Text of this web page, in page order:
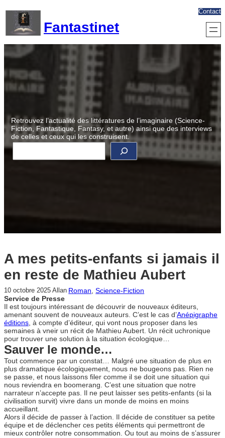
contenu
Fantastinet
Contact
Retrouvez l’actualité des littératures de l’imaginaire (Science-
Fiction, Fantastique, Fantasy, et autre) ainsi que des interviews
de celles et ceux qui les construisent.
R
c
r
A mes petits-enfants si jamais il
en reste de Mathieu Aubert
10 octobre 2025 Allan Roman, Science-Fiction
Service de Presse
Il est toujours intéressant de découvrir de nouveaux éditeurs,
amenant souvent de nouveaux auteurs. C’est le cas d’Anépigraphe
éditions, à compte d’éditeur, qui vont nous proposer dans les
semaines à vneir un récit de Mathieu Aubert. Un récit uchronique
pour trouver une solution à la situation écologique…
Sauver le monde…
Tout commence par un constat… Malgré une situation de plus en
plus dramatique écologiquement, nous ne bougeons pas. Rien ne
se passe, et nous laissons filer comme il se doit une situation qui
nous reviendra en boomerang. C’est une situation que notre
narrateur n’accepte pas. Il ne peut laisser ses petits-enfants (si la
civilisation survit) vivre dans un monde de moins en moins
accueillant.
Alors il décide de passer à l’action. Il décide de constituer sa petite
équipe et de déclencher ces petits éléments qui permettront de
mieux contrôler notre consommation. Ou tout au moins de s’assurer